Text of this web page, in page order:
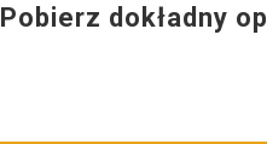
Pobierz dokładny